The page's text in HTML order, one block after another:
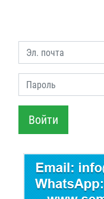
Эл. почта
Пароль
Войти